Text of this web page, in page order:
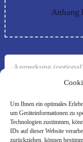
Um Ihnen ein optimales
um Geräteinformationen zu
Technologien zustimmen,
IDs auf dieser Website
zurückziehen, können
Anhang